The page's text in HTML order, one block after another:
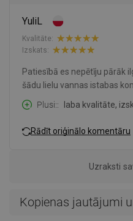
YuliL
Kvalitāte:
Izskats:
Patiesībā es nepētīju pārāk
šādu lielu vannas istabas
Plusi:
laba kvalitāte,
Rādīt oriģinālo komentāru
Uzraksti
Kopienas jautājumi